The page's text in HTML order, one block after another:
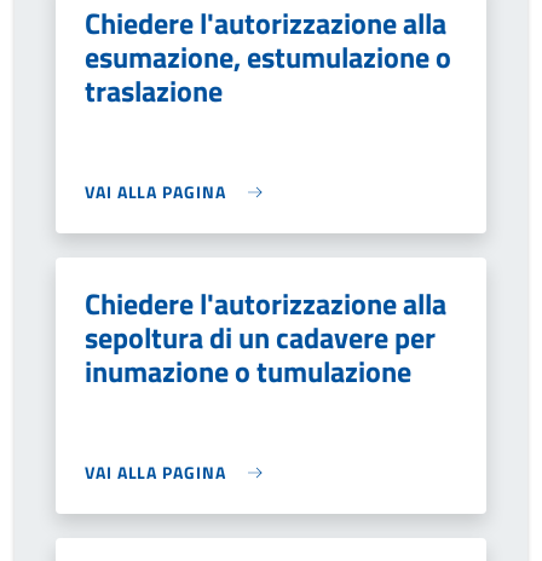
Chiedere l'autorizzazione alla
esumazione, estumulazione o
traslazione
VAI ALLA PAGINA
Chiedere l'autorizzazione alla
sepoltura di un cadavere per
inumazione o tumulazione
VAI ALLA PAGINA